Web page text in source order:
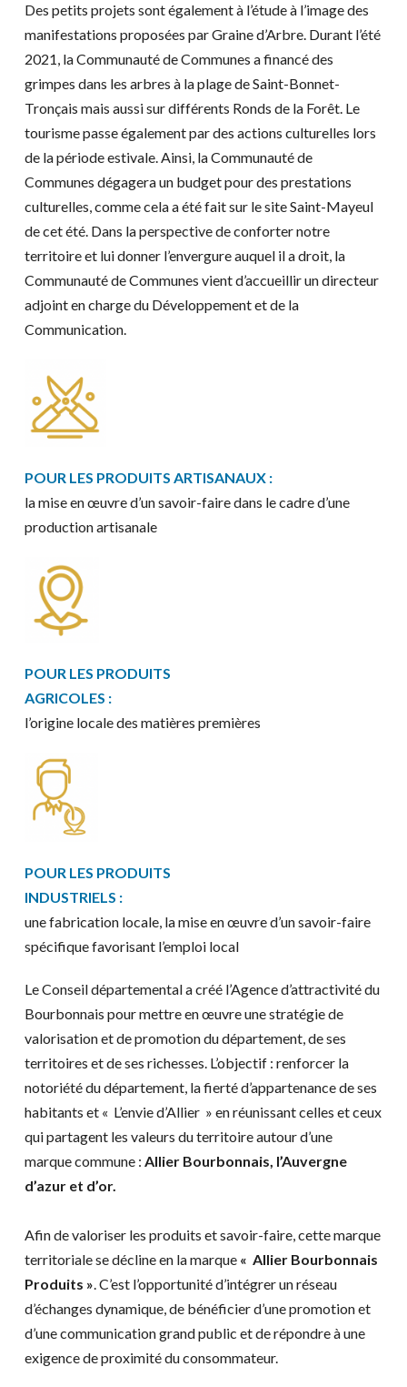
Des petits projets sont également à l’étude à l’image des
manifestations proposées par Graine d’Arbre. Durant l’été
2021, la Communauté de Communes a financé des
grimpes dans les arbres à la plage de Saint-Bonnet-
Tronçais mais aussi sur différents Ronds de la Forêt. Le
tourisme passe également par des actions culturelles lors
de la période estivale. Ainsi, la Communauté de
Communes dégagera un budget pour des prestations
culturelles, comme cela a été fait sur le site Saint-Mayeul
de cet été. Dans la perspective de conforter notre
territoire et lui donner l’envergure auquel il a droit, la
Communauté de Communes vient d’accueillir un directeur
adjoint en charge du Développement et de la
Communication.
POUR LES PRODUITS ARTISANAUX :
la mise en œuvre d’un savoir-faire dans le cadre d’une
production artisanale
POUR LES PRODUITS
AGRICOLES :
l’origine locale des matières premières
POUR LES PRODUITS
INDUSTRIELS :
une fabrication locale, la mise en œuvre d’un savoir-faire
spécifique favorisant l’emploi local
Le Conseil départemental a créé l’Agence d’attractivité du
Bourbonnais pour mettre en œuvre une stratégie de
valorisation et de promotion du département, de ses
territoires et de ses richesses. L’objectif : renforcer la
notoriété du département, la fierté d’appartenance de ses
habitants et « L’envie d’Allier » en réunissant celles et ceux
qui partagent les valeurs du territoire autour d’une
marque commune :Allier Bourbonnais, l’Auvergne
d’azur et d’or.
Afin de valoriser les produits et savoir-faire, cette marque
territoriale se décline en la marque « Allier Bourbonnais
Produits ». C’est l’opportunité d’intégrer un réseau
d’échanges dynamique, de bénéficier d’une promotion et
d’une communication grand public et de répondre à une
exigence de proximité du consommateur.